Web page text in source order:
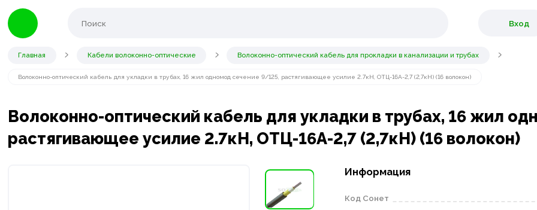
Вход
Главная Кабели волоконно-оптические Волоконно-оптический кабель для прокладки в канализации и трубах
Волоконно-оптический кабель для укладки в трубах, 16 жил одномод сечение 9/125, растягивающее усилие 2.7кН, ОТЦ-16А-2,7 (2,7кН) (16 волокон)
Волоконно-оптический кабель для укладки в трубах, 16 жил
растягивающее усилие 2.7кН, ОТЦ-16А-2,7 (2,7кН) (16 волокон)
Информация
Код Сонет